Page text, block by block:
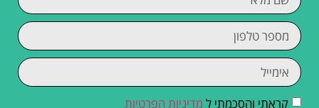
קראתי והסכמתי ל מדיניות הפרטיות